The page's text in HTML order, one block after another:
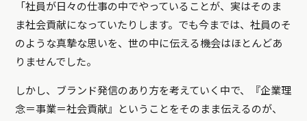
「社員が日々の仕事の中でやっていることが、実はそのま
ま社会貢献になっていたりします。でも今までは、社員のそ
のような真摯な思いを、世の中に伝える機会はほとんどあ
りませんでした。
しかし、ブランド発信のあり方を考えていく中で、『企業理
念＝事業＝社会貢献』ということをそのまま伝えるのが、